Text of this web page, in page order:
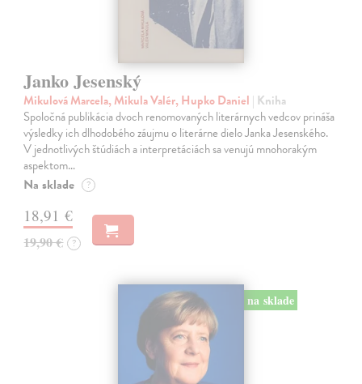
Janko Jesenský
Mikulová Marcela, Mikula Valér, Hupko Daniel | Kniha
Spoločná publikácia dvoch renomovaných literárnych vedcov prináša
výsledky ich dlhodobého záujmu o literárne dielo Janka Jesenského.
V jednotlivých štúdiách a interpretáciách sa venujú mnohorakým
aspektom…
Na sklade ?
18,91 €
19,90 € ?
na sklade